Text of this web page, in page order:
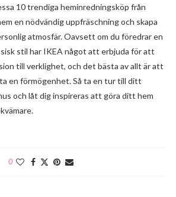
10 trendiga heminredningsköp från
en nödvändig uppfräschning och skapa
atmosfär. Oavsett om du föredrar en
stil har IKEA något att erbjuda för att
till verklighet, och det bästa av allt är att
en förmögenhet. Så ta en tur till ditt
och låt dig inspireras att göra ditt hem
0